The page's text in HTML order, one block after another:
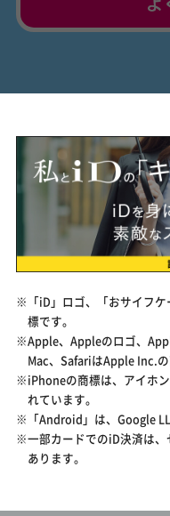
※「iD」ロゴ、「おサイフケ
標です。
※Apple、Appleのロゴ、
Mac、SafariはApple Inc.の
※iPhoneの商標は、アイホ
れています。
※「Android」は、Google
※一部カードでのiD決済は、
あります。